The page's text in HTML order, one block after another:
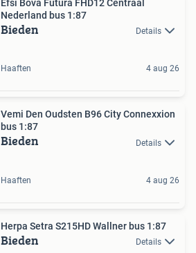
Efsi Bova Futura FHD12 Centraal
Nederland bus 1:87
Bieden Details
Haaften 4 aug 26
Vemi Den Oudsten B96 City Connexxion
bus 1:87
Bieden Details
Haaften 4 aug 26
Herpa Setra S215HD Wallner bus 1:87
Bieden Details